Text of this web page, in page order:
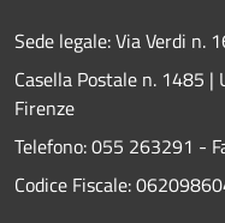
Sede legale: Via Verdi n.
Casella Postale n. 1485 |
Firenze
Telefono:055 263291 -
Codice Fiscale: